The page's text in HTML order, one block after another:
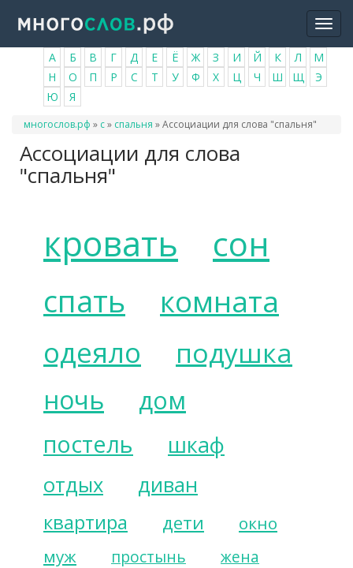
основному
содержанию
А Б В Г Д Е Ё Ж З И Й К Л
М
Н
О П Р С Т У Ф Х Ц Ч Ш Щ
Э
Ю
Я
Вы
многослов.рф » с» спальня »Ассоциации для слова "спальня"
Ассоциации для слова
"спальня"
кровать сон
спать комната
одеяло подушка
ночь дом
постель шкаф
отдых диван
квартира дети
окно
муж
простынь
жена